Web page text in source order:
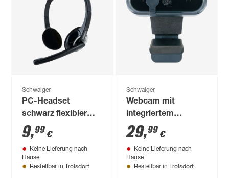
Schwaiger
PC-Headset
schwarz flexibler
Mikroarm
9,99 €
Keine Lieferung nach
Hause
Bestellbar in Troisdorf
Schwaiger
Webcam mit
integriertem
Mikrofon schwarz
USB 2.0
29,99 €
Keine Lieferung nach
Hause
Bestellbar in Troisdorf